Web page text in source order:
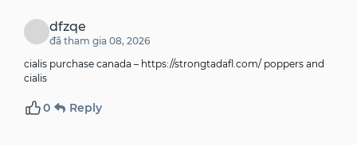
dfzqe
đã tham gia 08, 2026
cialis purchase canada – https://strongtadafl.com/ poppers and
cialis
0 Reply